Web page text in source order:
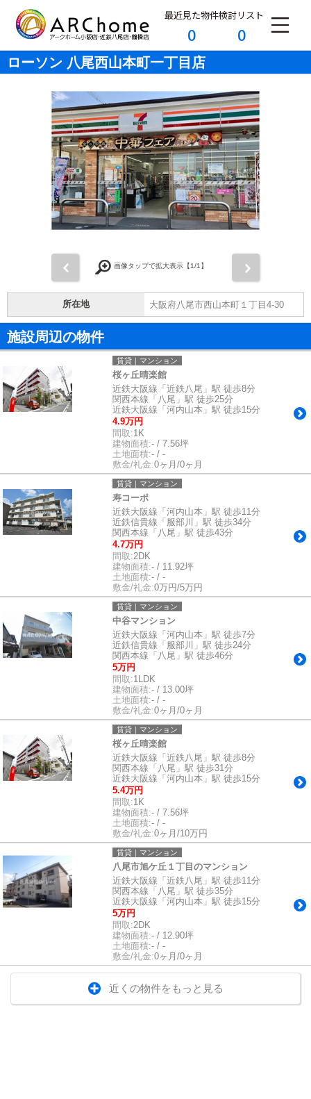
最近見た物件
0
検討リスト
0
ローソン 八尾西山本町一丁目店
画像タップで拡大表示【1/1】
所在地 大阪府八尾市西山本町１丁目4-30
施設周辺の物件
賃貸｜マンション
桜ヶ丘晴楽館
近鉄大阪線「近鉄八尾」駅 徒歩8分
関西本線「八尾」駅 徒歩25分
近鉄大阪線「河内山本」駅 徒歩15分
4.9万円
間取:1K
建物面積:- / 7.56坪
土地面積:- / -
敷金/礼金:0ヶ月/0ヶ月
賃貸｜マンション
寿コーポ
近鉄大阪線「河内山本」駅 徒歩11分
近鉄信貴線「服部川」駅 徒歩34分
関西本線「八尾」駅 徒歩43分
4.7万円
間取:2DK
建物面積:- / 11.92坪
土地面積:- / -
敷金/礼金:0万円/5万円
賃貸｜マンション
中谷マンション
近鉄大阪線「河内山本」駅 徒歩7分
近鉄信貴線「服部川」駅 徒歩24分
関西本線「八尾」駅 徒歩46分
5万円
間取:1LDK
建物面積:- / 13.00坪
土地面積:- / -
敷金/礼金:0ヶ月/0ヶ月
賃貸｜マンション
桜ヶ丘晴楽館
近鉄大阪線「近鉄八尾」駅 徒歩8分
関西本線「八尾」駅 徒歩31分
近鉄大阪線「河内山本」駅 徒歩15分
5.4万円
間取:1K
建物面積:- / 7.56坪
土地面積:- / -
敷金/礼金:0ヶ月/10万円
賃貸｜マンション
八尾市旭ケ丘１丁目のマンション
近鉄大阪線「近鉄八尾」駅 徒歩11分
関西本線「八尾」駅 徒歩35分
近鉄大阪線「河内山本」駅 徒歩15分
5万円
間取:2DK
建物面積:- / 12.90坪
土地面積:- / -
敷金/礼金:0ヶ月/0ヶ月
近くの物件をもっと見る